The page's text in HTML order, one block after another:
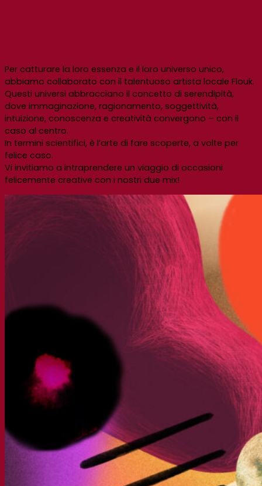
Per catturare la loro essenza e il loro universo unico,
abbiamo collaborato con il talentuoso artista locale Flouk.
Questi universi abbracciano il concetto di serendipità,
dove immaginazione, ragionamento, soggettività,
intuizione, conoscenza e creatività convergono – con il
caso al centro.
In termini scientifici, è l’arte di fare scoperte, a volte per
felice caso.
Vi invitiamo a intraprendere un viaggio di occasioni
felicemente creative con i nostri due mix!